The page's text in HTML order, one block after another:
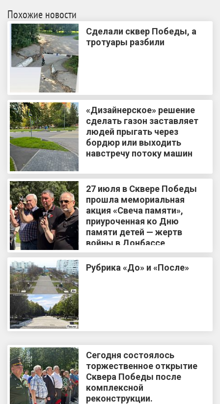
Похожие новости
Сделали сквер Победы, а
тротуары разбили
«Дизайнерское» решение
сделать газон заставляет
людей прыгать через
бордюр или выходить
навстречу потоку машин
27 июля в Сквере Победы
прошла мемориальная
акция «Свеча памяти»,
приуроченная ко Дню
памяти детей — жертв
войны в Донбассе
Рубрика «До» и «После»
Сегодня состоялось
торжественное открытие
Сквера Победы после
комплексной
реконструкции.